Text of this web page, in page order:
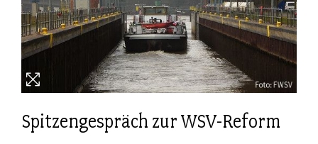
Spitzengespräch zur WSV-Reform